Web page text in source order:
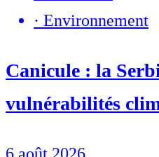
· Environnement
Canicule : la
vulnérabilités